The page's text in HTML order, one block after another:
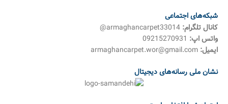
شبکه‌های اجتماعی
کانال تلگرام:
واتس اپ: 09215270931
ایمیل:
نشان ملی رسانه‌های دیجیتال